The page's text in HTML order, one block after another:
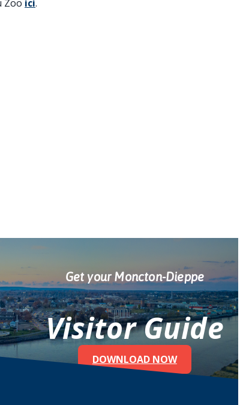
Zoo ici.
Get your Moncton-Dieppe
Visitor Guide
DOWNLOAD NOW